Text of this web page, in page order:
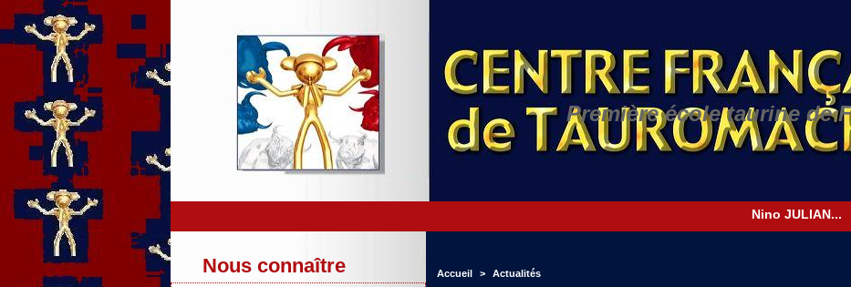
Première école taurine de
Nous connaître Accueil > Actualités